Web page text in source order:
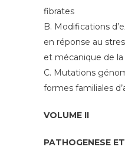
fibrates
B. Modifications
en réponse au
et mécanique de la
C. Mutations
formes familiales
VOLUME II
PATHOGENESE